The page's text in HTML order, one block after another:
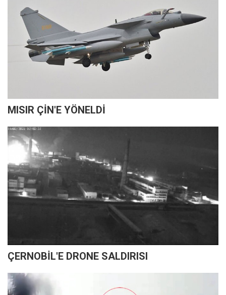
MISIR ÇİN'E YÖNELDİ
ÇERNOBİL'E DRONE SALDIRISI